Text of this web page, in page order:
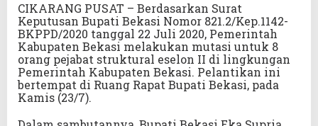
CIKARANG PUSAT – Berdasarkan Surat
Keputusan Bupati Bekasi Nomor 821.2/Kep.1142-
BKPPD/2020 tanggal 22 Juli 2020, Pemerintah
Kabupaten Bekasi melakukan mutasi untuk 8
orang pejabat struktural eselon II di lingkungan
Pemerintah Kabupaten Bekasi. Pelantikan ini
bertempat di Ruang Rapat Bupati Bekasi, pada
Kamis (23/7).